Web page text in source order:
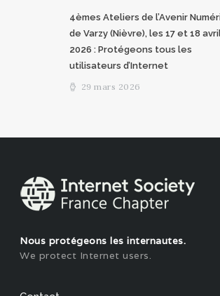
4èmes Ateliers de l’Avenir
de Varzy (Nièvre), les 17 et 18
2026 : Protégeons tous les
utilisateurs d’Internet
29 mars 2026
Nous protégeons les internautes.
We protect Internet users.